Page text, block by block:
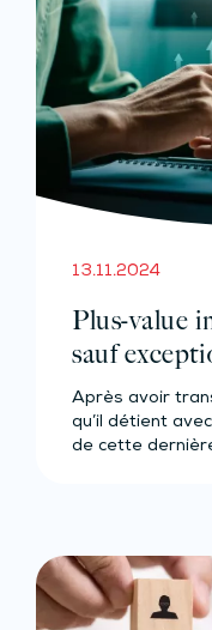
13.11.2024
Plus-value
sauf
Après avoir
qu’il détient
de cette